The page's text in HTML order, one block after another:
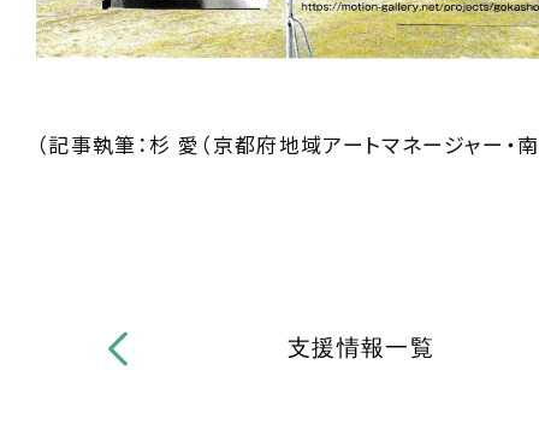
（記事執筆：杉 愛（京都府地域アートマネージャー・
支援情報一覧